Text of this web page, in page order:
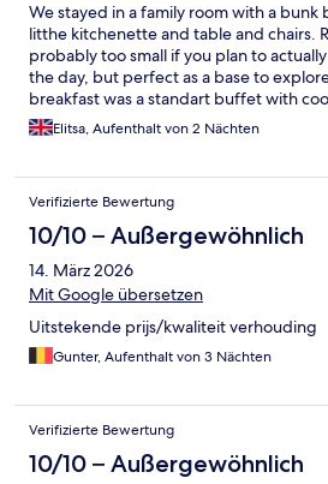
We stayed in a family room with a
litthe kitchenette and table and chairs.
probably too small if you plan to
the day, but perfect as a base to
breakfast was a standart buffet with
charcuterie and cheese, cerrals and
milk choices. Most staff speak English
the village within a minute walk from
Elitsa, Aufenthalt von 2 Nächten
Verifizierte Bewertung
10/10 – Außergewöhnlich
14. März 2026
Mit Google übersetzen
Uitstekende prijs/kwaliteit verhouding
Gunter, Aufenthalt von 3 Nächten
Verifizierte Bewertung
10/10 – Außergewöhnlich